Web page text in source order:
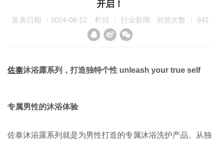
品牌加盟
开启！
发表日期 ：2024-08-12 栏目 ： 行业新闻 浏览次数 ： 841
佐泰沐浴露系列，打造独特个性 unleash your true self
专属男性的沐浴体验
佐泰沐浴露系列就是为男性打造的专属沐浴洗护产品。从独